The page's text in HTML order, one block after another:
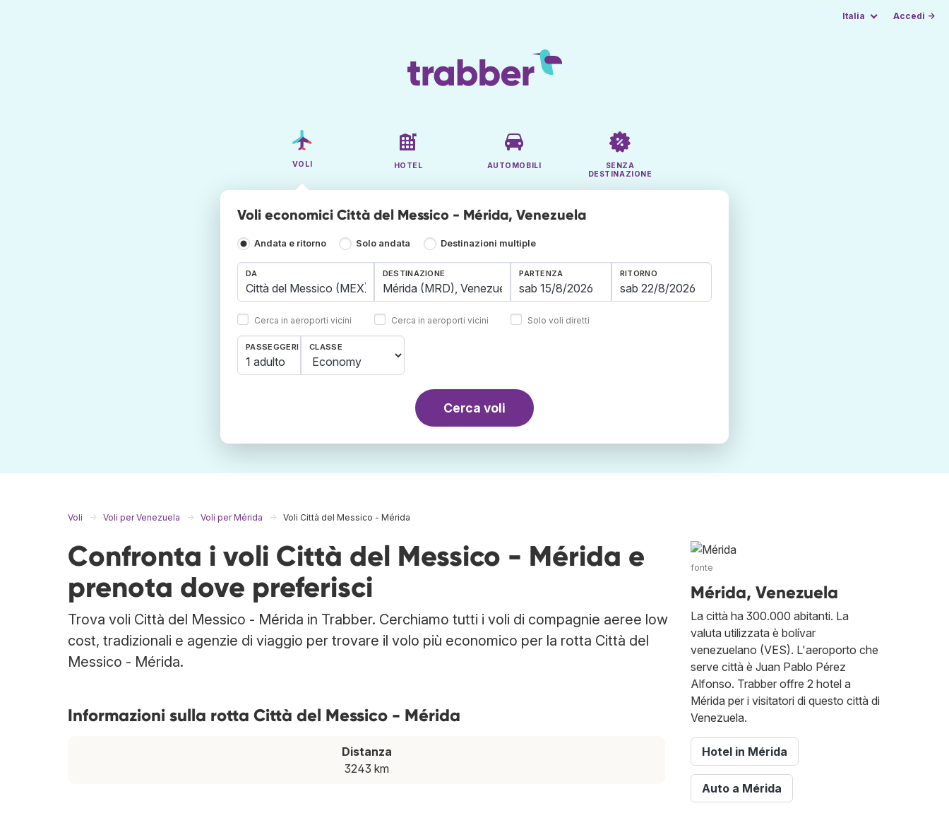
Italia Accedi →
VOLI HOTEL AUTOMOBILI
SENZA
DESTINAZIONE
Voli economici Città del Messico - Mérida, Venezuela
Andata e ritorno Solo andata Destinazioni multiple
DA
Cerca in aeroporti vicini
DESTINAZIONE
Cerca in aeroporti vicini
PARTENZA RITORNO
Solo voli diretti
PASSEGGERI
1 adulto
CLASSE
Cerca voli
Voli Voli per Venezuela Voli per Mérida Voli Città del Messico - Mérida
Confronta i voli Città del Messico - Mérida e
prenota dove preferisci
Trova voli Città del Messico - Mérida in Trabber. Cerchiamo tutti i voli di compagnie aeree low
cost, tradizionali e agenzie di viaggio per trovare il volo più economico per la rotta Città del
Messico - Mérida.
Informazioni sulla rotta Città del Messico - Mérida
Distanza
3243 km
fonte
Mérida, Venezuela
La città ha 300.000 abitanti. La
valuta utilizzata è bolívar
venezuelano (VES). L'aeroporto che
serve città è Juan Pablo Pérez
Alfonso. Trabber offre 2 hotel a
Mérida per i visitatori di questo città di
Venezuela.
Hotel in Mérida
Auto a Mérida